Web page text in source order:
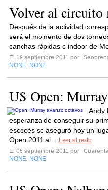
Volver al circuito
Después de la actividad
será el momento de dos
canchas rápidas e indoor de
El 19 septiembre 2011 por
NONE NONE
US Open:
Andy
esperanza de conseguir su
escocés se aseguró hoy un
Open 2011 al...
Leer el resto
El 05 septiembre 2011 por
NONE NONE